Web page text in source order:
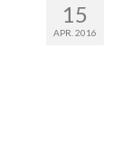
15
APR. 2016